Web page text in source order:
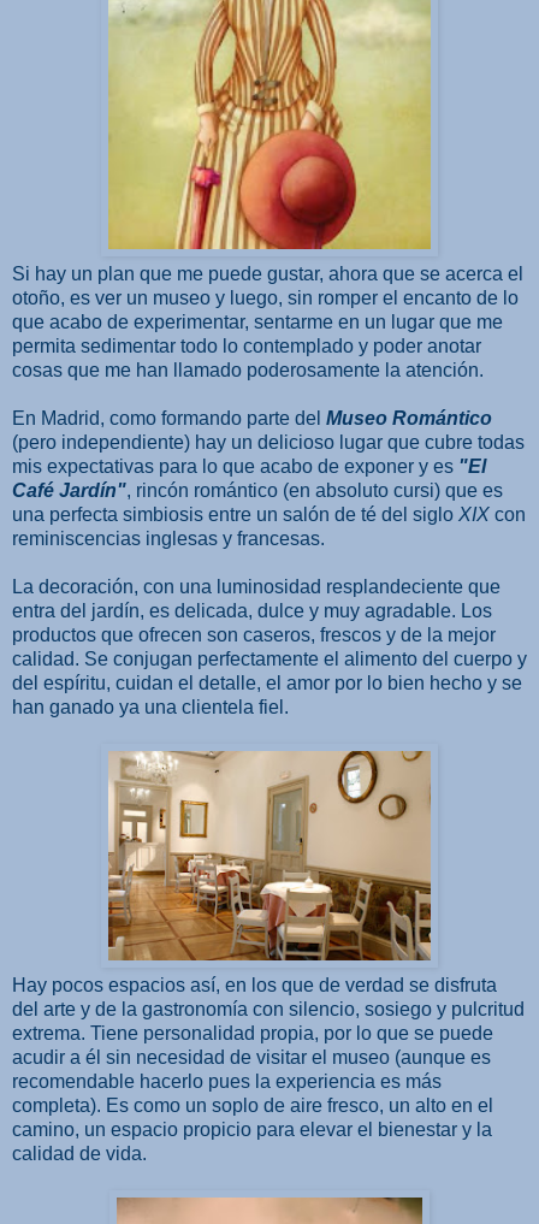
Si hay un plan que me puede gustar, ahora que se acerca el
otoño, es ver un museo y luego, sin romper el encanto de lo
que acabo de experimentar, sentarme en un lugar que me
permita sedimentar todo lo contemplado y poder anotar
cosas que me han llamado poderosamente la atención.
En Madrid, como formando parte del Museo Romántico
(pero independiente) hay un delicioso lugar que cubre todas
mis expectativas para lo que acabo de exponer y es "El
Café Jardín", rincón romántico (en absoluto cursi) que es
una perfecta simbiosis entre un salón de té del siglo XIX con
reminiscencias inglesas y francesas.
La decoración, con una luminosidad resplandeciente que
entra del jardín, es delicada, dulce y muy agradable. Los
productos que ofrecen son caseros, frescos y de la mejor
calidad. Se conjugan perfectamente el alimento del cuerpo y
del espíritu, cuidan el detalle, el amor por lo bien hecho y se
han ganado ya una clientela fiel.
Hay pocos espacios así, en los que de verdad se disfruta
del arte y de la gastronomía con silencio, sosiego y pulcritud
extrema. Tiene personalidad propia, por lo que se puede
acudir a él sin necesidad de visitar el museo (aunque es
recomendable hacerlo pues la experiencia es más
completa). Es como un soplo de aire fresco, un alto en el
camino, un espacio propicio para elevar el bienestar y la
calidad de vida.